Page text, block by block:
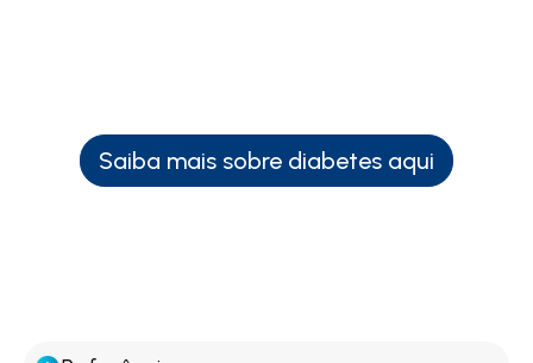
Saiba mais sobre diabetes aqui